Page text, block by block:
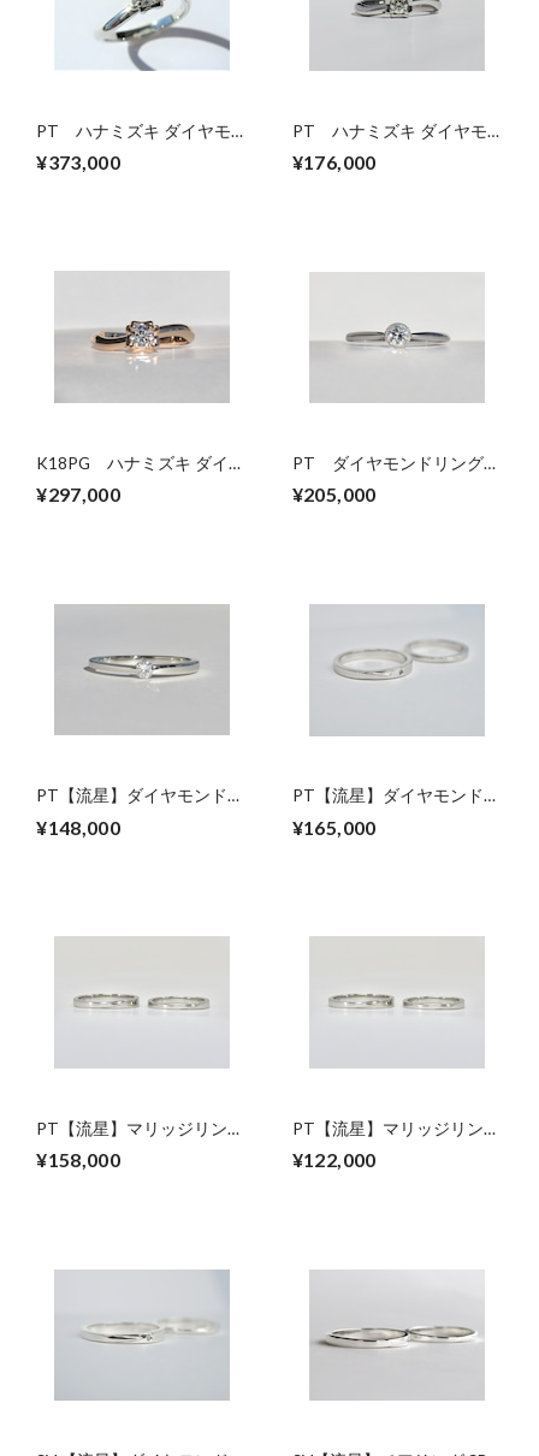
PT ハナミズキ ダイヤモ
¥373,000
PT ハナミズキ ダイヤモ
¥176,000
K18PG ハナミズキ ダイヤ
¥297,000
PT ダイヤモンドリング
¥205,000
PT【流星】ダイヤモンドリ
¥148,000
PT【流星】ダイヤモンドマ
¥165,000
PT【流星】マリッジリング
¥158,000
PT【流星】マリッジリング
¥122,000